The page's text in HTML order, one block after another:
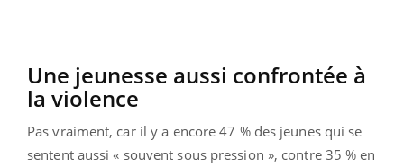
Une jeunesse aussi confrontée à
la violence
Pas vraiment, car il y a encore 47 % des jeunes qui se
sentent aussi « souvent sous pression », contre 35 % en